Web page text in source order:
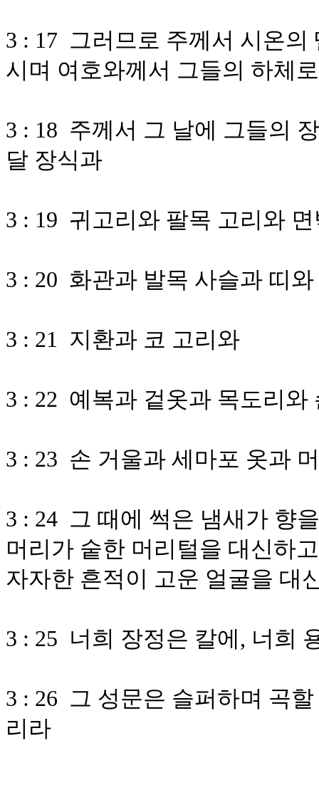
3 : 17 그러므로 주께서 시온
시며 여호와께서 그들의 하체
3 : 18 주께서 그 날에 그들의
달 장식과
3 : 19 귀고리와 팔목 고리와
3 : 20 화관과 발목 사슬과 띠
3 : 21 지환과 코 고리와
3 : 22 예복과 겉옷과 목도리와
3 : 23 손 거울과 세마포 옷과
3 : 24 그 때에 썩은 냄새가 향
머리가 숱한 머리털을 대신하
자자한 흔적이 고운 얼굴을 대
3 : 25 너희 장정은 칼에, 너희
3 : 26 그 성문은 슬퍼하며 곡
리라